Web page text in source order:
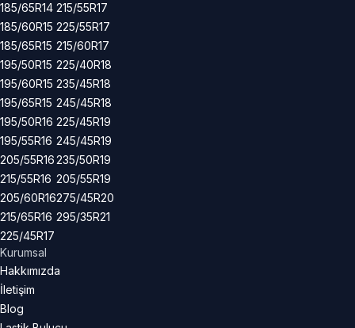
185/65R14
185/60R15
185/65R15
195/50R15
195/60R15
195/65R15
195/50R16
195/55R16
205/55R16
215/55R16
205/60R16
215/65R16
225/45R17
215/55R17
225/55R17
215/60R17
225/40R18
235/45R18
245/45R18
225/45R19
245/45R19
235/50R19
205/55R19
275/45R20
295/35R21
Kurumsal
Hakkımızda
İletişim
Blog